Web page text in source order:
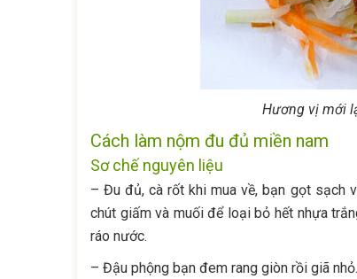
Hương vị mới
Cách làm nộm đu đủ miền nam
Sơ chế nguyên liệu
– Đu đủ, cà rốt khi mua về, bạn gọt sạch
chút giấm và muối để loại bỏ hết nhựa
ráo nước.
– Đậu phộng bạn đem rang giòn rồi giã nhỏ.